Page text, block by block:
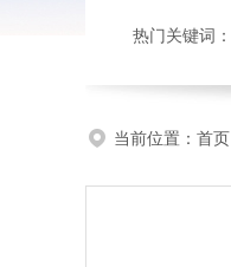
热门关键词：
当前位置： 首页